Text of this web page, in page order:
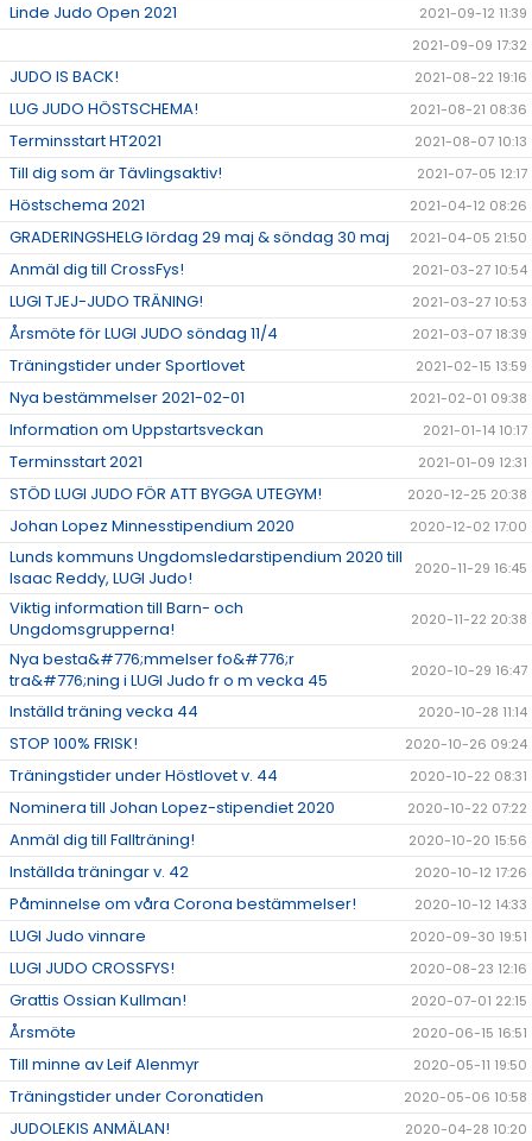
Linde Judo Open 2021
2021-09-12 11:39
2021-09-09 17:32
JUDO IS BACK! 2021-08-22 19:16
LUG JUDO HÖSTSCHEMA! 2021-08-21 08:36
Terminsstart HT2021 2021-08-07 10:13
Till dig som är Tävlingsaktiv! 2021-07-05 12:17
Höstschema 2021 2021-04-12 08:26
GRADERINGSHELG lördag 29 maj & söndag 30 maj 2021-04-05 21:50
Anmäl dig till CrossFys! 2021-03-27 10:54
LUGI TJEJ-JUDO TRÄNING! 2021-03-27 10:53
Årsmöte för LUGI JUDO söndag 11/4 2021-03-07 18:39
Träningstider under Sportlovet 2021-02-15 13:59
Nya bestämmelser 2021-02-01 2021-02-01 09:38
Information om Uppstartsveckan 2021-01-14 10:17
Terminsstart 2021 2021-01-09 12:31
STÖD LUGI JUDO FÖR ATT BYGGA UTEGYM! 2020-12-25 20:38
Johan Lopez Minnesstipendium 2020 2020-12-02 17:00
Lunds kommuns Ungdomsledarstipendium 2020 till
Isaac Reddy, LUGI Judo!
2020-11-29 16:45
Viktig information till Barn- och
Ungdomsgrupperna!
2020-11-22 20:38
Nya besta&#776;mmelser fo&#776;r
tra&#776;ning i LUGI Judo fr o m vecka 45
2020-10-29 16:47
Inställd träning vecka 44 2020-10-28 11:14
STOP 100% FRISK! 2020-10-26 09:24
Träningstider under Höstlovet v. 44 2020-10-22 08:31
Nominera till Johan Lopez-stipendiet 2020 2020-10-22 07:22
Anmäl dig till Fallträning! 2020-10-20 15:56
Inställda träningar v. 42 2020-10-12 17:26
Påminnelse om våra Corona bestämmelser! 2020-10-12 14:33
LUGI Judo vinnare 2020-09-30 19:51
LUGI JUDO CROSSFYS! 2020-08-23 12:16
Grattis Ossian Kullman! 2020-07-01 22:15
Årsmöte 2020-06-15 16:51
Till minne av Leif Alenmyr 2020-05-11 19:50
Träningstider under Coronatiden 2020-05-06 10:58
JUDOLEKIS ANMÄLAN! 2020-04-28 10:20